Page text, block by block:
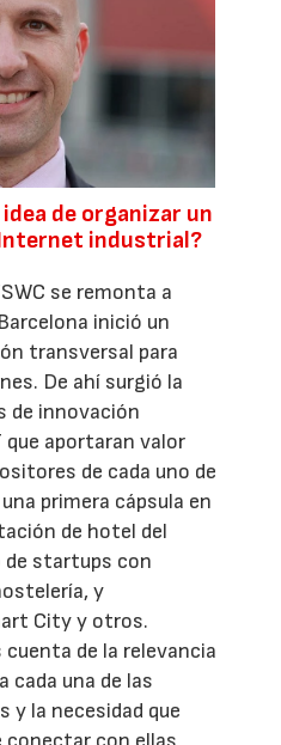
de organizar un
industrial?
se remonta a
inició un
transversal para
De ahí surgió la
de innovación
que aportaran valor
de cada uno de
primera cápsula en
de hotel del
startups con
y
City y otros.
de la relevancia
cada una de las
y la necesidad que